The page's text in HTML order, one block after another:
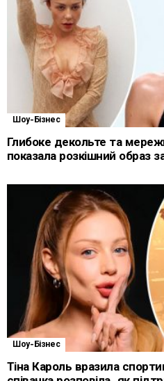
Шоу-Бізнес
Глибоке декольте та
показала розкішний образ
Шоу-Бізнес
Тіна Кароль вразила